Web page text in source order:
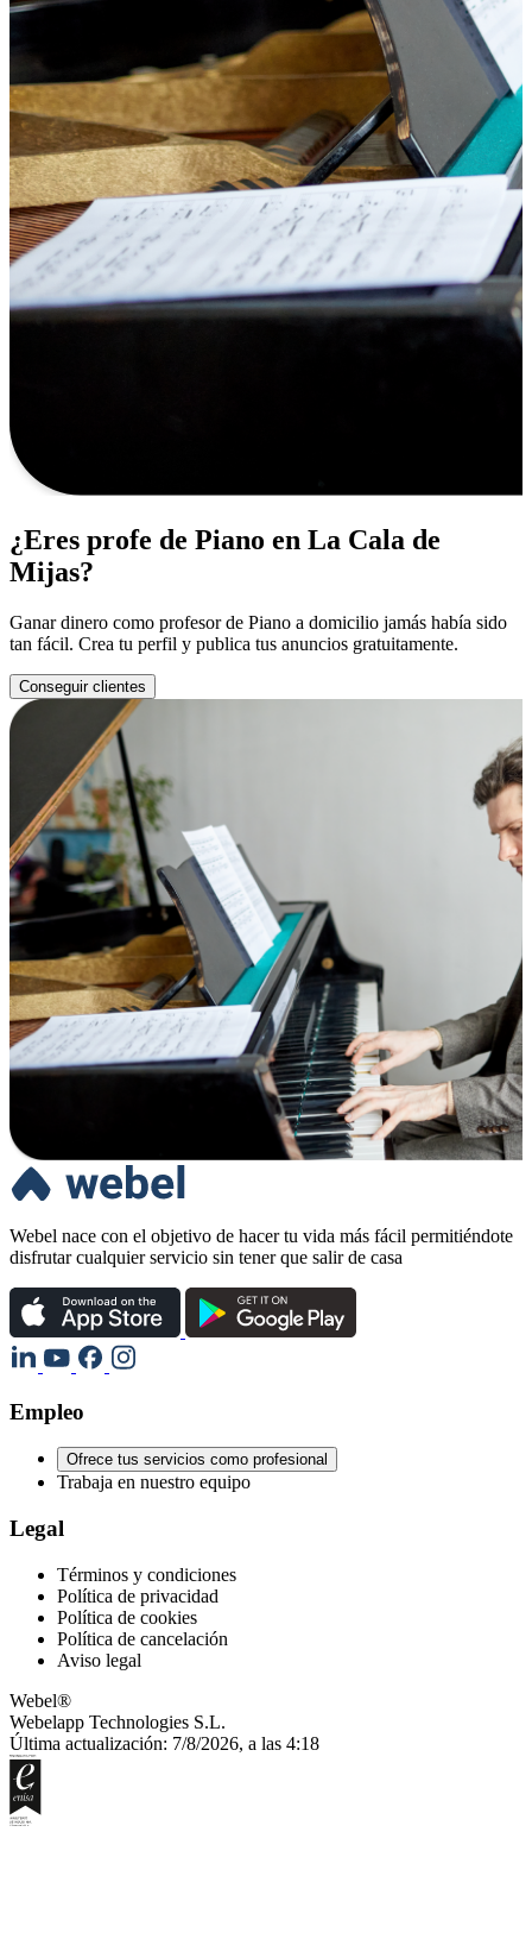
¿Eres profe de Piano en La Cala de
Mijas?
Ganar dinero como profesor de Piano a domicilio jamás había sido
tan fácil. Crea tu perfil y publica tus anuncios gratuitamente.
Conseguir clientes
Webel nace con el objetivo de hacer tu vida más fácil permitiéndote
disfrutar cualquier servicio sin tener que salir de casa
Empleo
Ofrece tus servicios como profesional
Trabaja en nuestro equipo
Legal
Términos y condiciones
Política de privacidad
Política de cookies
Política de cancelación
Aviso legal
Webel®
Webelapp Technologies S.L.
Última actualización: 7/8/2026, a las 4:18